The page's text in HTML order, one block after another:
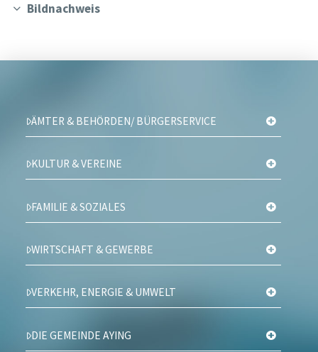
Bildnachweis
ÄMTER & BEHÖRDEN/ BÜRGERSERVICE
KULTUR & VEREINE
FAMILIE & SOZIALES
WIRTSCHAFT & GEWERBE
VERKEHR, ENERGIE & UMWELT
DIE GEMEINDE AYING